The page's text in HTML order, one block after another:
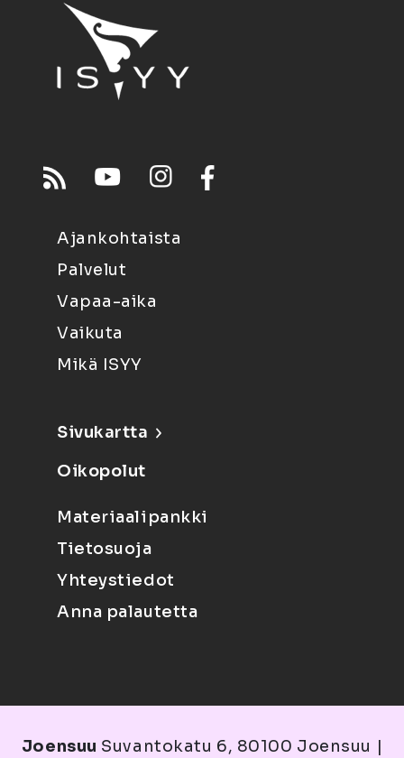
Ajankohtaista
Palvelut
Vapaa-aika
Vaikuta
Mikä ISYY
Sivukartta
Oikopolut
Materiaalipankki
Tietosuoja
Yhteystiedot
Anna palautetta
Joensuu Suvantokatu 6, 80100 Joensuu |